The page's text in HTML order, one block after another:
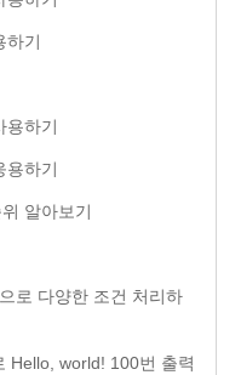
하기
용하기
용하기
알아보기
로 다양한 조건 처리하
Hello, world! 100번 출력